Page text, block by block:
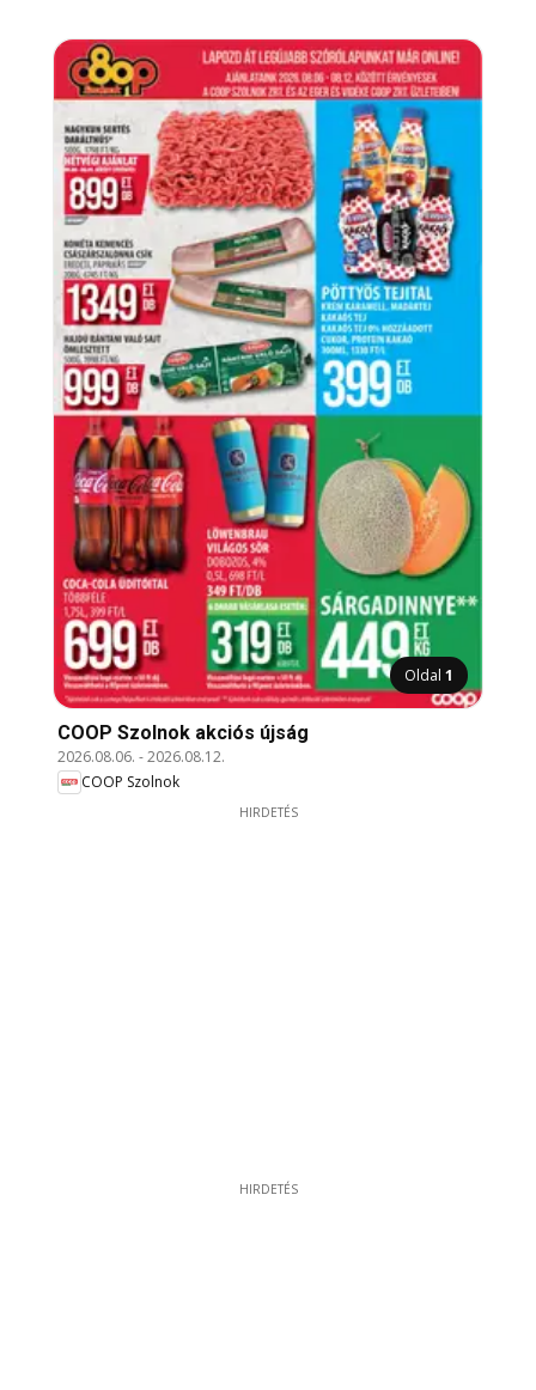
Oldal 1
COOP Szolnok akciós újság
2026.08.06. -2026.08.12.
COOP Szolnok
HIRDETÉS
HIRDETÉS